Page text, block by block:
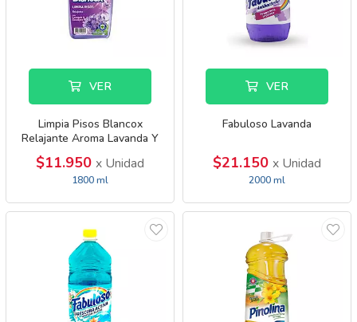
VER
Limpia Pisos Blancox
Relajante Aroma Lavanda Y
$11.950 x Unidad
1800 ml
VER
Fabuloso Lavanda
$21.150 x Unidad
2000 ml